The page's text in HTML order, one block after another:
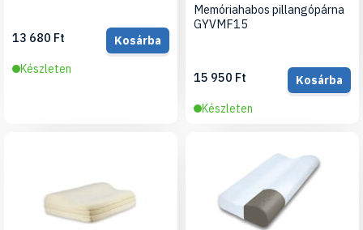
13 680 Ft
Kosárba
Készleten
Memóriahabos pillangópárna
GYVMF15
15 950 Ft
Kosárba
Készleten